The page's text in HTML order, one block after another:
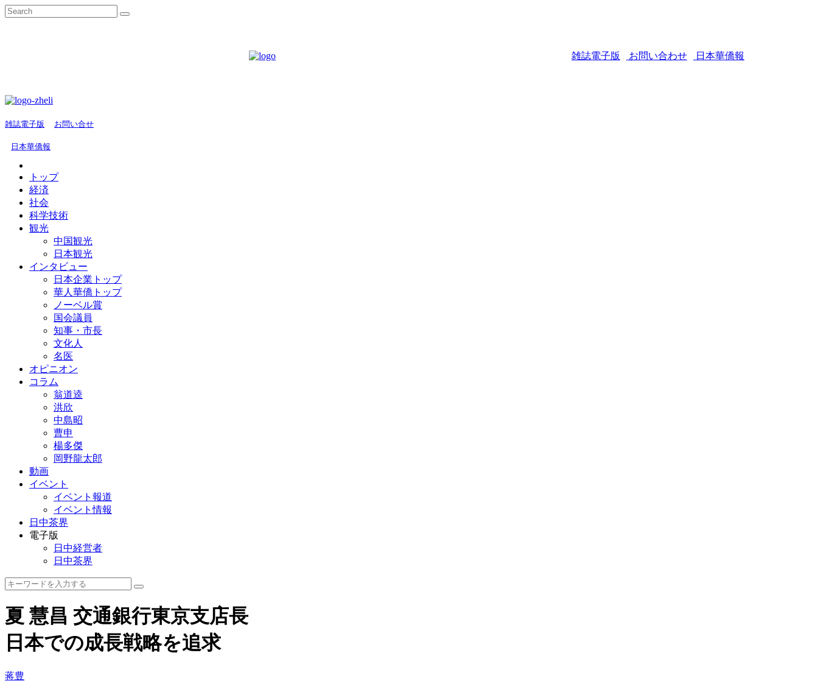
雑誌電子版 お問い合わせ 日本華僑報
雑誌電子版 お問い合せ
日本華僑報
トップ
経済
社会
科学技術
観光
中国観光
日本観光
インタビュー
日本企業トップ
華人華僑トップ
ノーベル賞
国会議員
知事・市長
文化人
名医
オピニオン
コラム
翁道逵
洪欣
中島昭
曹申
楊多傑
岡野龍太郎
動画
イベント
イベント報道
イベント情報
日中茶界
電子版
日中経営者
日中茶界
夏 慧昌 交通銀行東京支店長
日本での成長戦略を追求
蒋豊